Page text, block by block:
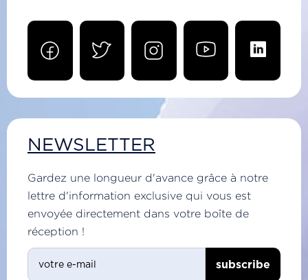
NEWSLETTER
Gardez une longueur d'avance grâce à notre
lettre d'information exclusive qui vous est
envoyée directement dans votre boîte de
réception !